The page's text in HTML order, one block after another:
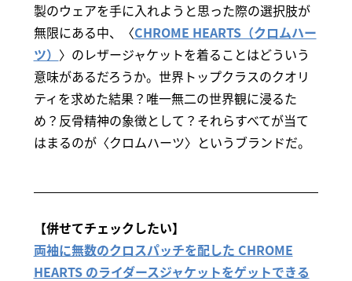
製のウェアを手に入れようと思った際の選択肢が
無限にある中、〈CHROME HEARTS（クロムハー
ツ） 〉のレザージャケットを着ることはどういう
意味があるだろうか。世界トップクラスのクオリ
ティを求めた結果？唯一無二の世界観に浸るた
め？反骨精神の象徴として？それらすべてが当て
はまるのが〈クロムハーツ〉というブランドだ。
【併せてチェックしたい】
両袖に無数のクロスパッチを配した CHROME
HEARTS のライダースジャケットをゲットできる